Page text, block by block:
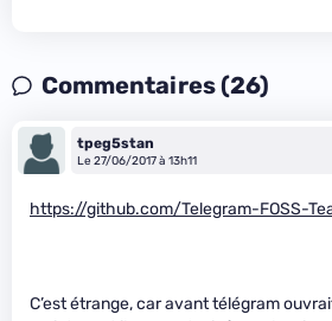
Commentaires (26)
tpeg5stan
Le 27/06/2017 à 13h11
https://github.com/Telegram-FOSS-
C’est étrange, car avant télégram